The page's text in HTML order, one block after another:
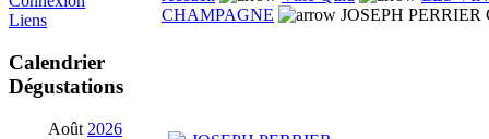
Liens
Calendrier
Dégustations
Août 2026
CHAMPAGNE
JOSEPH